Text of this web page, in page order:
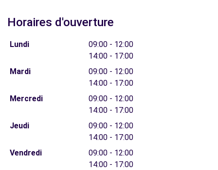
Horaires d'ouverture
Lundi
09:00 - 12:00
14:00 - 17:00
Mardi
09:00 - 12:00
14:00 - 17:00
Mercredi
09:00 - 12:00
14:00 - 17:00
Jeudi
09:00 - 12:00
14:00 - 17:00
Vendredi
09:00 - 12:00
14:00 - 17:00